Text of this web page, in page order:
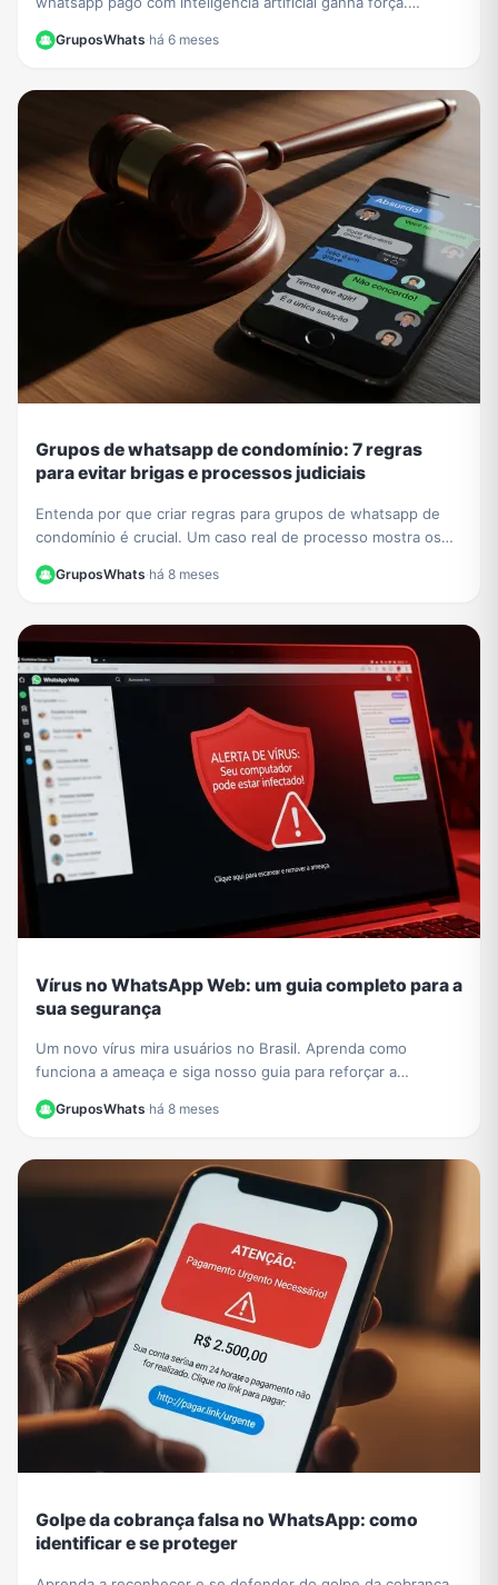
GruposWhats·há 6 meses
Grupos de whatsapp de condomínio: 7 regras
para evitar brigas e processos judiciais
Entenda por que criar regras para grupos de whatsapp de
condomínio é crucial. Um caso real de processo mostra os
GruposWhats·há 8 meses
Vírus no WhatsApp Web: um guia completo para a
sua segurança
Um novo vírus mira usuários no Brasil. Aprenda como
funciona a ameaça e siga nosso guia para reforçar a
segurança no WhatsApp Web e proteger seus dados.
GruposWhats·há 8 meses
Golpe da cobrança falsa no WhatsApp: como
identificar e se proteger